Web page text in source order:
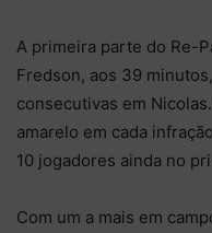
A primeira parte do Re-
Fredson, aos 39
consecutivas em
amarelo em cada
10 jogadores ainda no
Com um a mais em